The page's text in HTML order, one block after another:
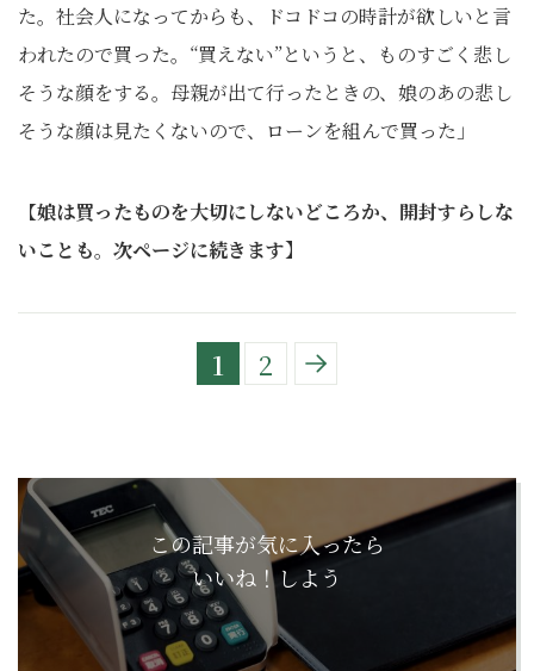
た。社会人になってからも、ドコドコの時計が欲しいと言
われたので買った。“買えない”というと、ものすごく悲し
そうな顔をする。母親が出て行ったときの、娘のあの悲し
そうな顔は見たくないので、ローンを組んで買った」
【娘は買ったものを大切にしないどころか、開封すらしな
いことも。 次ページに続きます】
1 2
この記事が気に入ったら
いいね！しよう